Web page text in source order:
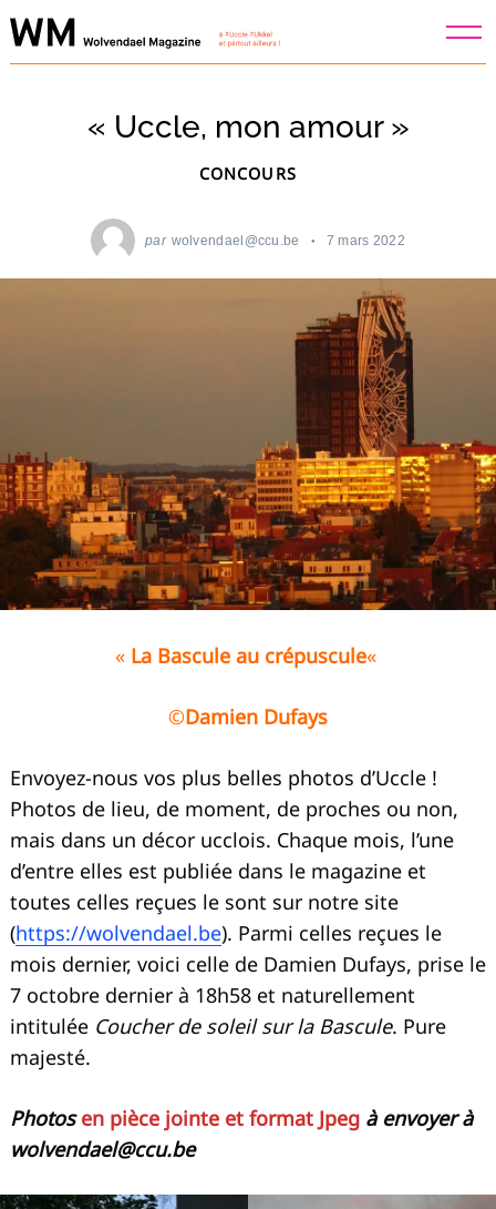
Skip
to
« Uccle, mon amour »
CONCOURS
par wolvendael@ccu.be 7 mars 2022
« La Bascule au crépuscule«
©Damien Dufays
Envoyez-nous vos plus belles photos d’Uccle !
Photos de lieu, de moment, de proches ou non,
mais dans un décor ucclois. Chaque mois, l’une
d’entre elles est publiée dans le magazine et
toutes celles reçues le sont sur notre site
(https://wolvendael.be). Parmi celles reçues le
mois dernier, voici celle de Damien Dufays, prise le
7 octobre dernier à 18h58 et naturellement
intitulée Coucher de soleil sur la Bascule. Pure
majesté.
Photosen pièce jointe et format Jpeg à envoyer à
wolvendael@ccu.be